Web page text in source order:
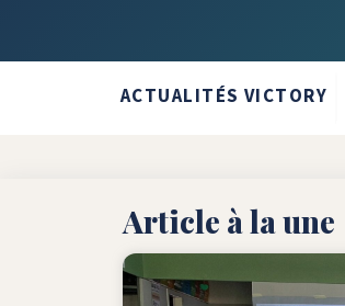
ACTUALITÉS VICTORY
Article à la une